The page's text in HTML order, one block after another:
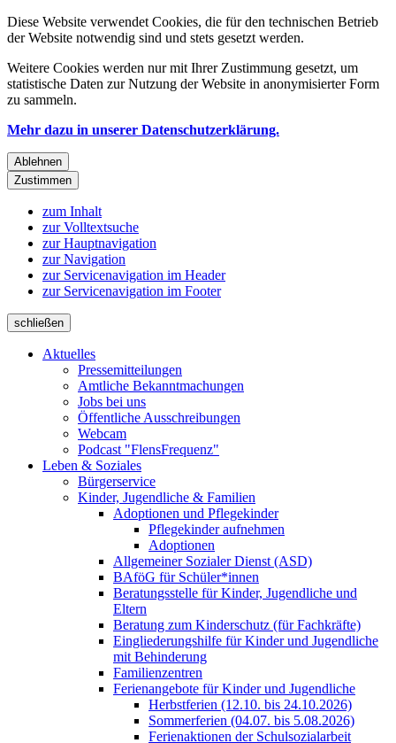
Diese Website verwendet Cookies, die für den technischen Betrieb
der Website notwendig sind und stets gesetzt werden.
Weitere Cookies werden nur mit Ihrer Zustimmung gesetzt, um
statistische Daten zur Nutzung der Website in anonymisierter Form
zu sammeln.
Mehr dazu in unserer Datenschutzerklärung.
Ablehnen
Zustimmen
zum Inhalt
zur Volltextsuche
zur Hauptnavigation
zur Navigation
zur Servicenavigation im Header
zur Servicenavigation im Footer
schließen
Aktuelles
Pressemitteilungen
Amtliche Bekanntmachungen
Jobs bei uns
Öffentliche Ausschreibungen
Webcam
Podcast "FlensFrequenz"
Leben & Soziales
Bürgerservice
Kinder, Jugendliche & Familien
Adoptionen und Pflegekinder
Pflegekinder aufnehmen
Adoptionen
Allgemeiner Sozialer Dienst (ASD)
BAföG für Schüler*innen
Beratungsstelle für Kinder, Jugendliche und
Eltern
Beratung zum Kinderschutz (für Fachkräfte)
Eingliederungshilfe für Kinder und Jugendliche
mit Behinderung
Familienzentren
Ferienangebote für Kinder und Jugendliche
Herbstferien (12.10. bis 24.10.2026)
Sommerferien (04.07. bis 5.08.2026)
Ferienaktionen der Schulsozialarbeit